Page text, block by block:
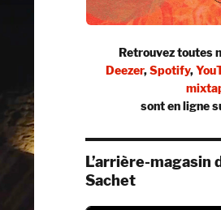
Retrouvez toutes
Deezer,Spotify,
sont en ligne
L’arrière-magasin
Sachet